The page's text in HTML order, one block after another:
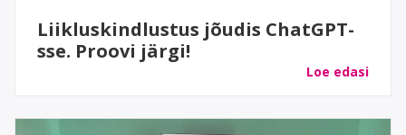
Liikluskindlustus jõudis ChatGPT-
sse. Proovi järgi!
Loe edasi